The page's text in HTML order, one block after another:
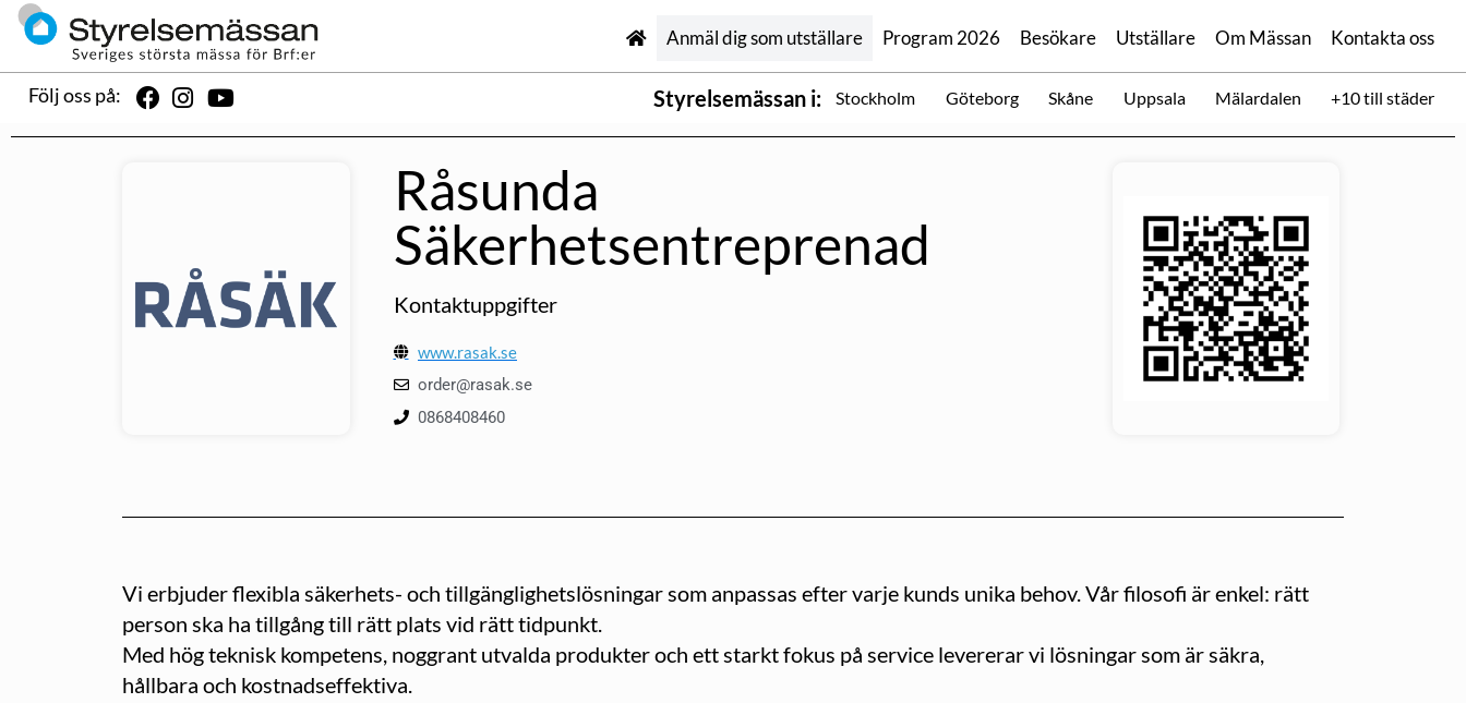
Anmäl dig som utställare Program 2026 Besökare Utställare Om Mässan Kontakta oss
Följ oss på: Styrelsemässan i: Stockholm Göteborg Skåne Uppsala Mälardalen +10 till städer
Råsunda
Säkerhetsentreprenad
Kontaktuppgifter
www.rasak.se
order@rasak.se
0868408460
Vi erbjuder flexibla säkerhets- och tillgänglighetslösningar som anpassas efter varje kunds unika behov. Vår filosofi är enkel: rätt
person ska ha tillgång till rätt plats vid rätt tidpunkt.
Med hög teknisk kompetens, noggrant utvalda produkter och ett starkt fokus på service levererar vi lösningar som är säkra,
hållbara och kostnadseffektiva.